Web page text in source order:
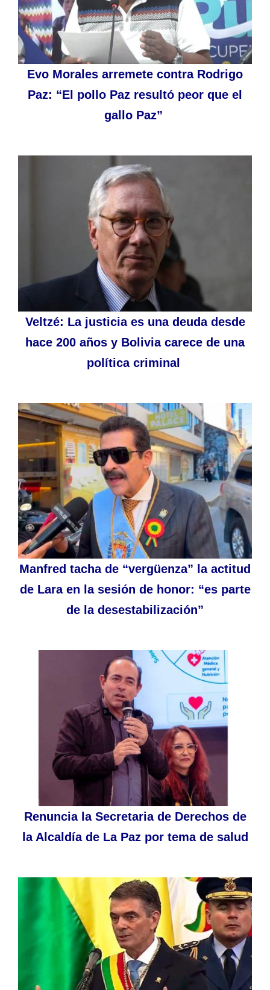
Evo Morales arremete contra Rodrigo
Paz: “El pollo Paz resultó peor que el
gallo Paz”
Veltzé: La justicia es una deuda desde
hace 200 años y Bolivia carece de una
política criminal
Manfred tacha de “vergüenza” la actitud
de Lara en la sesión de honor: “es parte
de la desestabilización”
Renuncia la Secretaria de Derechos de
la Alcaldía de La Paz por tema de salud